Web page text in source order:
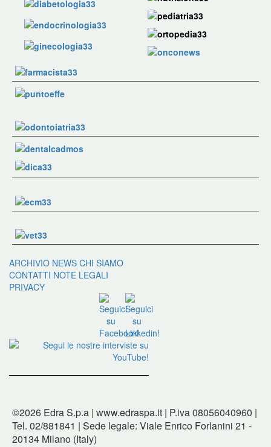
ARCHIVIO NEWS CHI SIAMO
CONTATTI NOTE LEGALI
PRIVACY
©2026 Edra S.p.a | www.edraspa.it | P.iva 08056040960 |
Tel. 02/881841 | Sede legale: Viale Enrico Forlanini 21 -
20134 Milano (Italy)